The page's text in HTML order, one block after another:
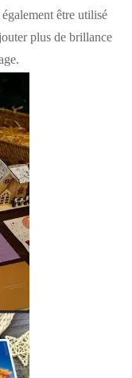
être utilisé
plus de brillance